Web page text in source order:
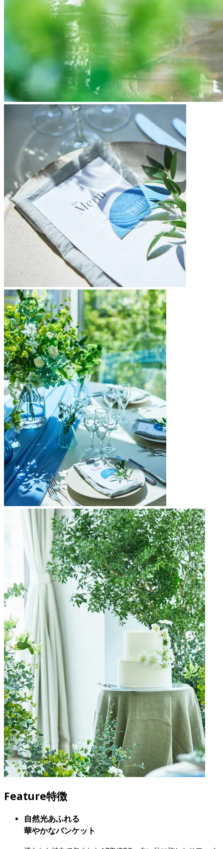
Feature特徴
自然光あふれる
華やかなバンケット